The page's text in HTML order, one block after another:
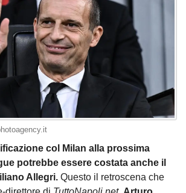
col Milan alla prossima
potrebbe essere costata anche il
Allegri. Questo il retroscena che